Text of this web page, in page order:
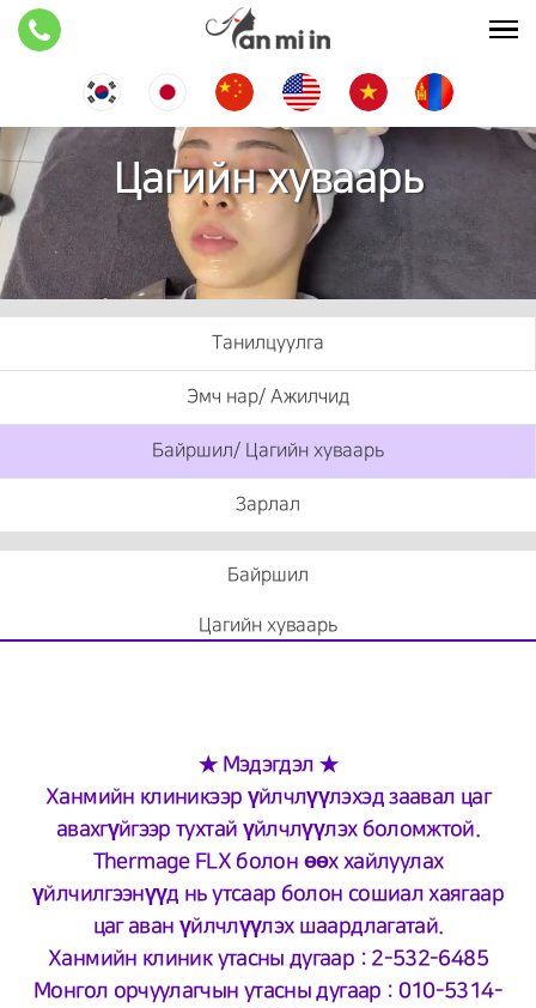
Цагийн хуваарь
Танилцуулга
Эмч нар/ Ажилчид
Байршил/ Цагийн хуваарь
Зарлал
Байршил
Цагийн хуваарь
★ Мэдэгдэл ★
Ханмийн клиникээр үйлчлүүлэхэд заавал цаг
авахгүйгээр тухтай үйлчлүүлэх боломжтой.
Thermage FLX болон өөх хайлуулах
үйлчилгээнүүд нь утсаар болон сошиал хаягаар
цаг аван үйлчлүүлэх шаардлагатай.
Ханмийн клиник утасны дугаар : 2-532-6485
Монгол орчуулагчын утасны дугаар : 010-5314-